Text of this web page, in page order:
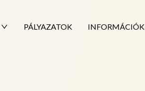
PÁLYAZATOK INFORMÁCIÓK